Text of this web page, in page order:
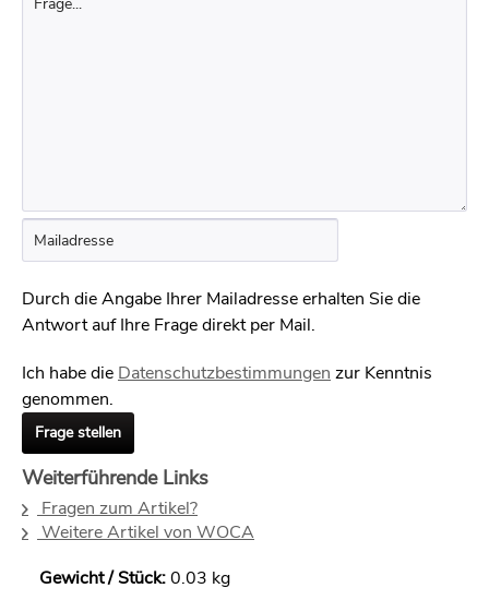
Durch die Angabe Ihrer Mailadresse erhalten Sie die
Antwort auf Ihre Frage direkt per Mail.
Ich habe die Datenschutzbestimmungen zur Kenntnis
genommen.
Frage stellen
Weiterführende Links
Fragen zum Artikel?
Weitere Artikel von WOCA
Gewicht / Stück:0.03 kg